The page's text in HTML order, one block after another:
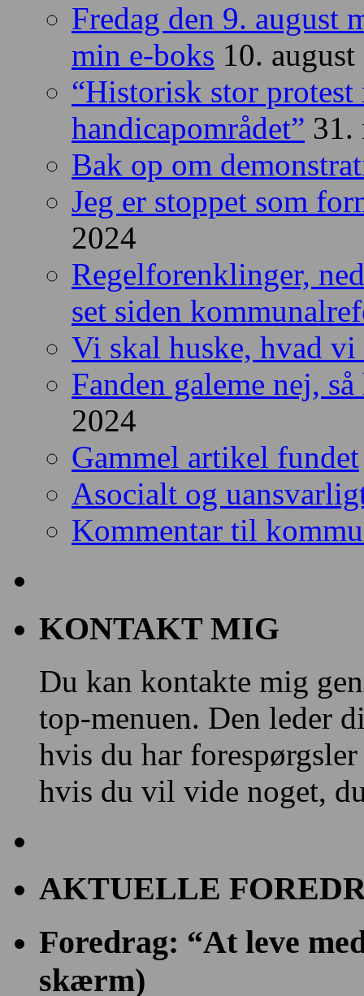
Fredag den 9. august
min e-boks 10.
“Historisk stor protest
handicapområdet” 31.
Bak op om
Jeg er stoppet som
2024
Regelforenklinger,
set siden
Vi skal huske, hvad
Fanden galeme nej,
2024
Gammel artikel fundet
Asocialt og
Kommentar til
KONTAKT MIG
Du kan kontakte mig
top-menuen. Den leder
hvis du har
hvis du vil vide noget,
AKTUELLE
Foredrag: “At leve
skærm)